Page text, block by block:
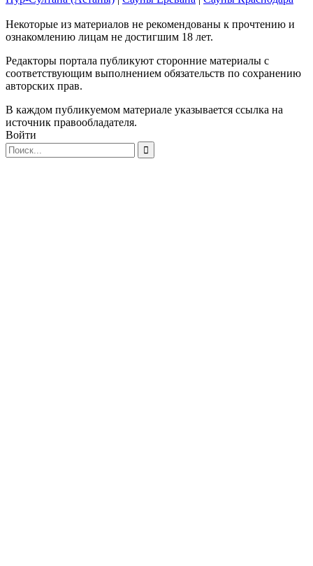
Некоторые из материалов не рекомендованы к прочтению и
ознакомлению лицам не достигшим 18 лет.
Редакторы портала публикуют сторонние материалы с
соответствующим выполнением обязательств по сохранению
авторских прав.
В каждом публикуемом материале указывается ссылка на
источник правообладателя.
Войти